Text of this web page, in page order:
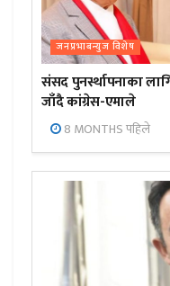
जनप्रभाबन्युज विशेष
संसद पुनर्स्थापनाका
जाँदै कांग्रेस-एमाले
8 MONTHS पहिले